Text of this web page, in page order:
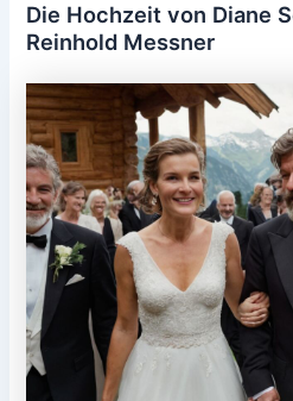
Die Hochzeit von Diane
Reinhold Messner